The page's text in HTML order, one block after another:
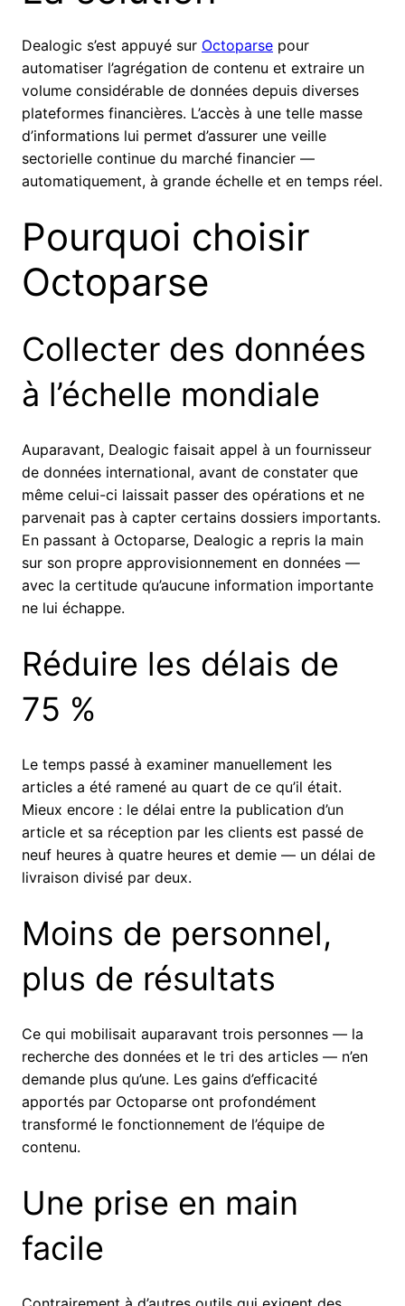
Dealogic s’est appuyé sur Octoparse pour
automatiser l’agrégation de contenu et extraire un
volume considérable de données depuis diverses
plateformes financières. L’accès à une telle masse
d’informations lui permet d’assurer une veille
sectorielle continue du marché financier —
automatiquement, à grande échelle et en temps réel.
Pourquoi choisir
Octoparse
Collecter des données
à l’échelle mondiale
Auparavant, Dealogic faisait appel à un fournisseur
de données international, avant de constater que
même celui-ci laissait passer des opérations et ne
parvenait pas à capter certains dossiers importants.
En passant à Octoparse, Dealogic a repris la main
sur son propre approvisionnement en données —
avec la certitude qu’aucune information importante
ne lui échappe.
Réduire les délais de
75 %
Le temps passé à examiner manuellement les
articles a été ramené au quart de ce qu’il était.
Mieux encore : le délai entre la publication d’un
article et sa réception par les clients est passé de
neuf heures à quatre heures et demie — un délai de
livraison divisé par deux.
Moins de personnel,
plus de résultats
Ce qui mobilisait auparavant trois personnes — la
recherche des données et le tri des articles — n’en
demande plus qu’une. Les gains d’efficacité
apportés par Octoparse ont profondément
transformé le fonctionnement de l’équipe de
contenu.
Une prise en main
facile